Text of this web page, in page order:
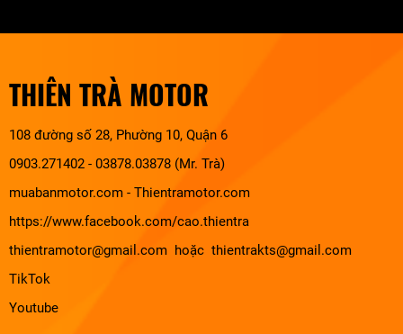
THIÊN TRÀ MOTOR
108 đường số 28, Phường 10, Quận 6
0903.271402 - 03878.03878 (Mr. Trà)
muabanmotor.com - Thientramotor.com
https://www.facebook.com/cao.thientra
thientramotor@gmail.com hoặc thientrakts@gmail.com
TikTok
Youtube